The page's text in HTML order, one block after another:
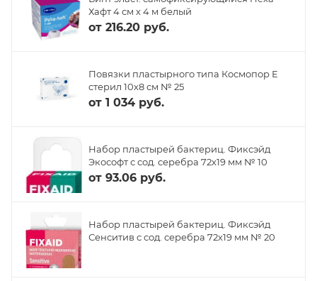
Хафт 4 см х 4 м белый
от 216.20 руб.
Повязки пластырного типа Космопор Е
стерил 10х8 см № 25
от 1 034 руб.
Набор пластырей бактериц. Фиксэйд
Экософт с сод. серебра 72х19 мм № 10
от 93.06 руб.
Набор пластырей бактериц. Фиксэйд
Сенситив с сод. серебра 72х19 мм № 20